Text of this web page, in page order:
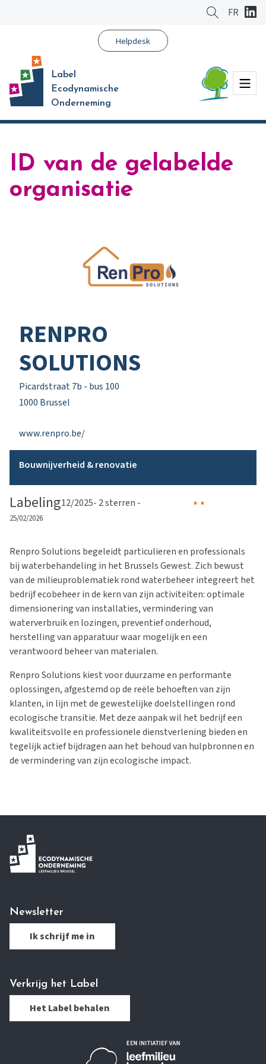
FR
Helpdesk
Label
Ecodynamische
Onderneming
Menu
ID van de gelabelde
organisatie
RENPRO
SOLUTIONS
Picardstraat 7b - bus 100
1000 Brussel
www.renpro.be/
Bouwnijverheid & renovatie
Labeling12/2025- 2 sterren -
25/02/2026
Renpro Solutions begeleidt particulieren en professionals
bij waterbehandeling in het Brussels Gewest. Zich bewust
van de milieuproblematiek rond waterbeheer integreert het
bedrijf ecobeheer in de kern van zijn activiteiten: optimale
dimensionering van installaties, vermindering van
waterverbruik en lozingen, preventief onderhoud,
herstelling van apparatuur waar mogelijk en een
verantwoord beheer van materialen.
Renpro Solutions kiest voor duurzame en performante
oplossingen, afgestemd op de reële behoeften van zijn
klanten, in lijn met de gewestelijke doelstellingen rond
ecologische transitie. Met deze aanpak wil het bedrijf een
kwaliteitsvolle en professionele dienstverlening bieden en
tegelijk actief bijdragen aan het behoud van hulpbronnen en
de vermindering van zijn ecologische impact.
Newsletter
Ik schrijf me in
Verkrijg het Label
Het Label behalen